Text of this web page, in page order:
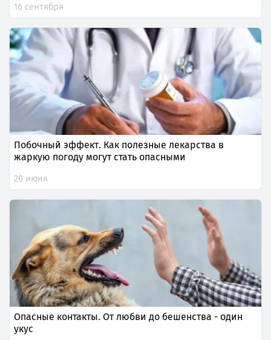
16 сентября
Побочный эффект. Как полезные лекарства в
жаркую погоду могут стать опасными
20 июня
Опасные контакты. От любви до бешенства - один
укус